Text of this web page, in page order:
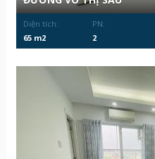
Diện tích:
65 m2
PN:
2